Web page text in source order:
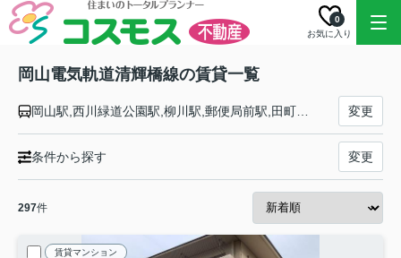
お気に入り
0
岡山電気軌道清輝橋線の賃貸一覧
変更
条件から探す 変更
297件
賃貸マンション